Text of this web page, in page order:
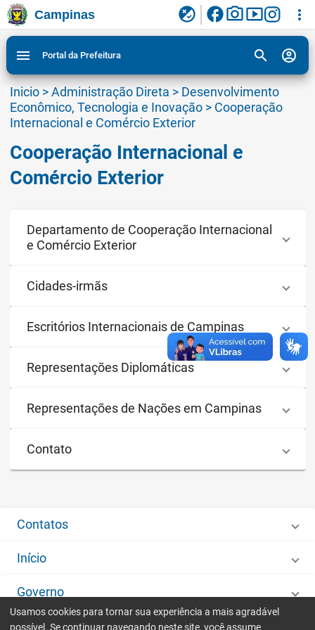
Ir para conteudo
Ir para menu do site da Prefeitura de Campinas
Ligar/Desligar contraste visual de tela para
acessibilidade
3
Campinas flaky facebookphoto_camerasmart_display more_vert
menu Portal da Prefeitura search account_circle
Inicio>Administração Direta > Desenvolvimento
Econômico, Tecnologia e Inovação > Cooperação
Internacional e Comércio Exterior
Cooperação Internacional e
Comércio Exterior
Departamento de Cooperação Internacional
e Comércio Exterior
Cidades-irmãs
Escritórios Internacionais de Campinas
Representações Diplomáticas
Representações de Nações em Campinas
Contato
Contatos
Início
Governo
Desenvolvido porIMA - Informática de Municípios Associados
Usamos cookies para tornar sua experiência a mais agradável
possível. Se continuar navegando neste site, você assume